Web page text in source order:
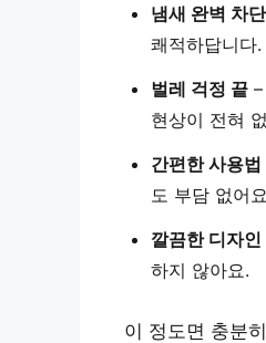
냄새 완벽 차단
쾌적하답니다.
벌레 걱정 끝
현상이 전혀
간편한 사용법
도 부담 없어
깔끔한 디자인
하지 않아요.
이 정도면 충분